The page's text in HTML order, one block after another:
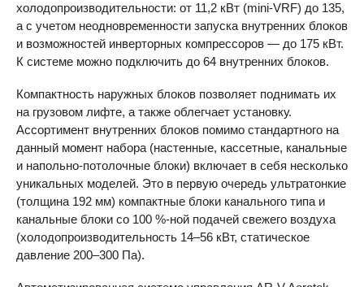
холодопроизводительности: от 11,2 кВт (mini-VRF) до 135,
а с учетом неодновременности запуска внутренних блоков
и возможностей инверторных компрессоров — до 175 кВт.
К системе можно подключить до 64 внутренних блоков.
Компактность наружных блоков позволяет поднимать их
на грузовом лифте, а также облегчает установку.
Ассортимент внутренних блоков помимо стандартного на
данный момент набора (настенные, кассетные, канальные
и напольно-потолочные блоки) включает в себя несколько
уникальных моделей. Это в первую очередь ультратонкие
(толщина 192 мм) компактные блоки канального типа и
канальные блоки со 100 %-ной подачей свежего воздуха
(холодопроизводительность 14–56 кВт, статическое
давление 200–300 Па).